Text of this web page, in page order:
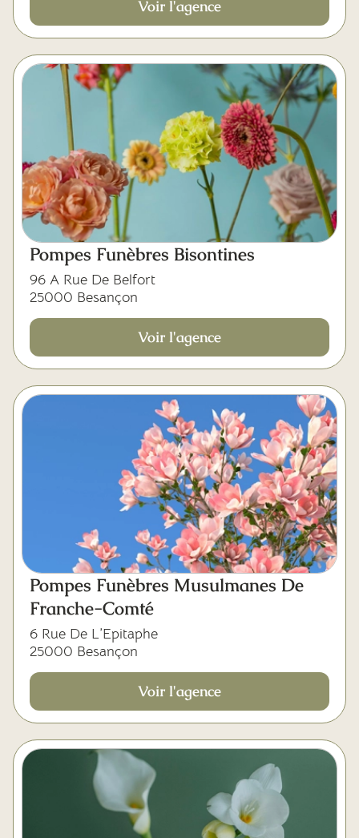
Voir l'agence
Pompes Funèbres Bisontines
96 A Rue De Belfort
25000 Besançon
Voir l'agence
Pompes Funèbres Musulmanes De
Franche-Comté
6 Rue De L’Epitaphe
25000 Besançon
Voir l'agence